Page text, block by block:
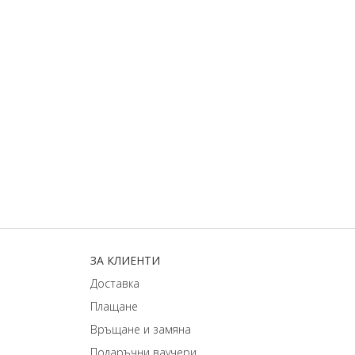
ЗA КЛИЕНТИ
Доставка
Плащане
Връщане и замяна